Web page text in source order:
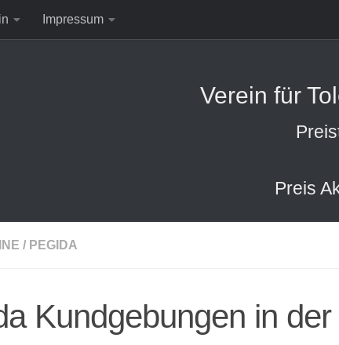
Impressum
Verein für
Preis
/ PEGIDA
Kundgebungen in der